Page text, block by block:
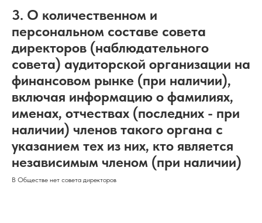
3. О количественном и
персональном составе совета
директоров (наблюдательного
совета) аудиторской организации на
финансовом рынке (при наличии),
включая информацию о фамилиях,
именах, отчествах (последних - при
наличии) членов такого органа с
указанием тех из них, кто является
независимым членом (при наличии)
В Обществе нет совета директоров